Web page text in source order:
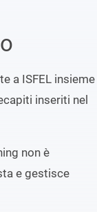
a ISFEL insieme
inseriti nel
non è
e gestisce